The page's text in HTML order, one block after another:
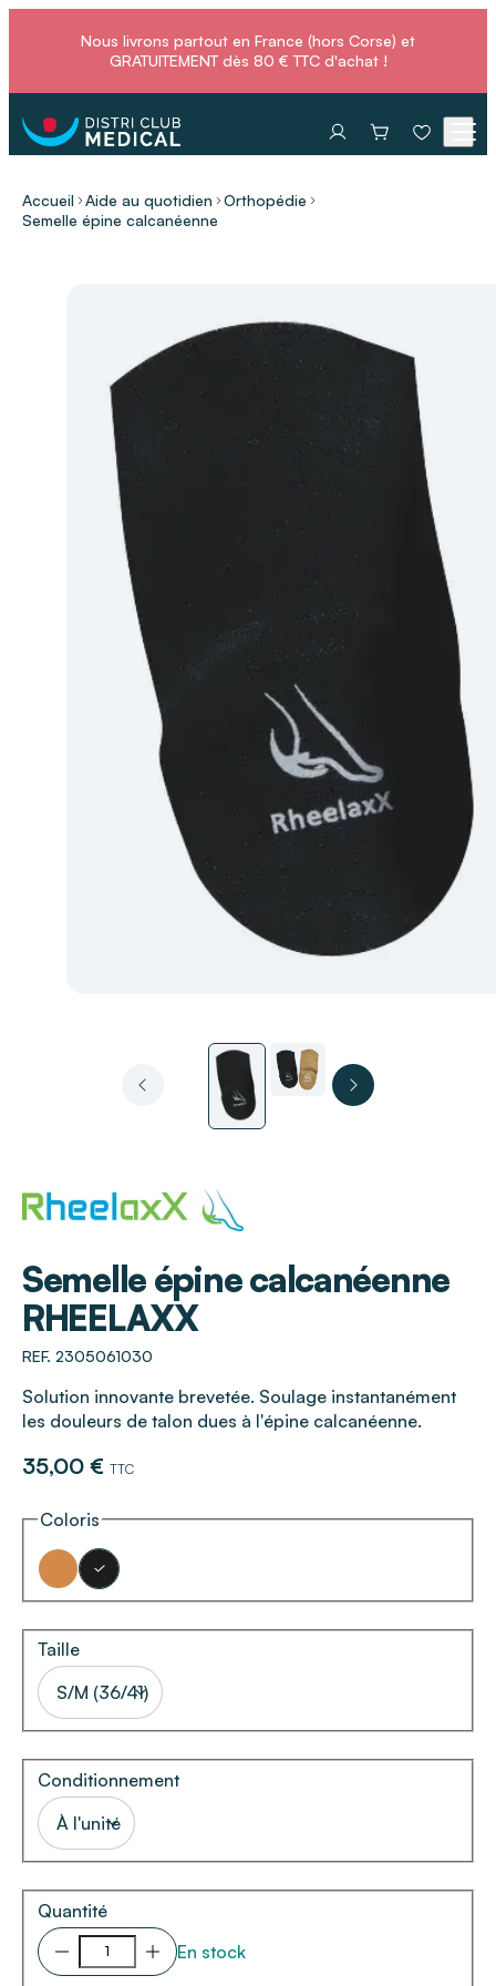
Nous livrons partout en France (hors Corse) et
GRATUITEMENT dès 80 € TTC d'achat !
Accueil Aide au quotidien
Orthopédie
Semelle épine calcanéenne
Semelle épine calcanéenne
RHEELAXX
REF. 2305061030
Solution innovante brevetée. Soulage instantanément
les douleurs de talon dues à l'épine calcanéenne.
35,00 € TTC
Coloris
Taille
S/M (36/41)
Conditionnement
À l'unité
Quantité
En stock